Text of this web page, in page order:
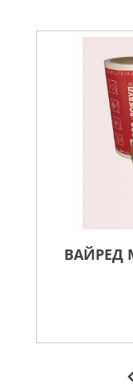
ВАЙРЕД